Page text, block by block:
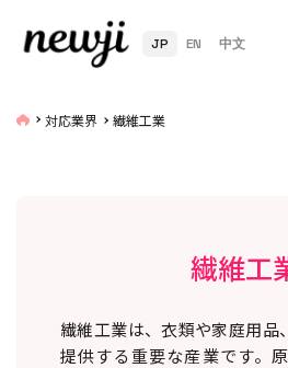
JP EN 中文
対応業界 繊維工業
繊維工
繊維工業は、衣類や家庭用品
提供する重要な産業です。